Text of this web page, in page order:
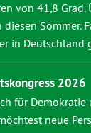
von 41,8 Grad.
Sommer.
in Deutschland
2026
für
neue